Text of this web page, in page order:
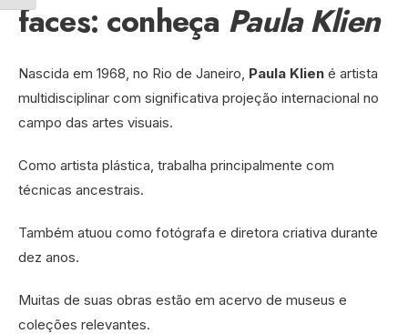
faces: conheça Paula Klien
Nascida em 1968, no Rio de Janeiro, Paula Klien é artista
multidisciplinar com significativa projeção internacional no
campo das artes visuais.
Como artista plástica, trabalha principalmente com
técnicas ancestrais.
Também atuou como fotógrafa e diretora criativa durante
dez anos.
Muitas de suas obras estão em acervo de museus e
coleções relevantes.